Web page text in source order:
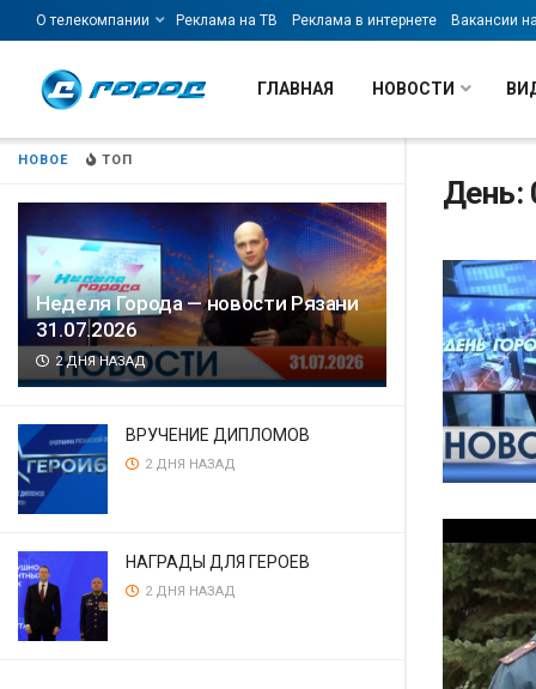
НОВОЕ ТОП
Неделя Города — новости Рязани
31.07.2026
2 ДНЯ НАЗАД
ВРУЧЕНИЕ ДИПЛОМОВ
2 ДНЯ НАЗАД
НАГРАДЫ ДЛЯ ГЕРОЕВ
2 ДНЯ НАЗАД
О телекомпании Реклама на ТВ Реклама в интернете Вакансии
ГЛАВНАЯ НОВОСТИ
День: